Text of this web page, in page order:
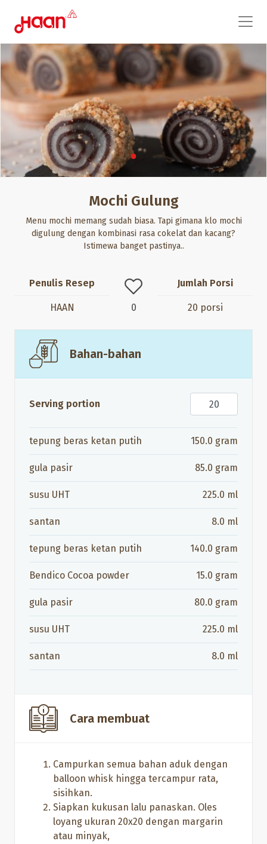
Mochi Gulung
Menu mochi memang sudah biasa. Tapi gimana klo mochi
digulung dengan kombinasi rasa cokelat dan kacang?
Istimewa banget pastinya..
0
Penulis Resep
HAAN
Jumlah Porsi
20 porsi
Bahan-bahan
Serving portion
tepung beras ketan putih 150.0 gram
gula pasir 85.0 gram
susu UHT 225.0 ml
santan 8.0 ml
tepung beras ketan putih 140.0 gram
Bendico Cocoa powder 15.0 gram
gula pasir 80.0 gram
susu UHT 225.0 ml
santan 8.0 ml
Cara membuat
Campurkan semua bahan aduk dengan
balloon whisk hingga tercampur rata,
sisihkan.
Siapkan kukusan lalu panaskan. Oles
loyang ukuran 20x20 dengan margarin
atau minyak,